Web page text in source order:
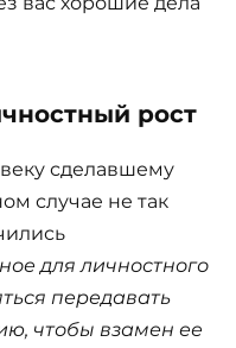
рост
сделавшему
случае не так
для личностного
передавать
чтобы взамен ее